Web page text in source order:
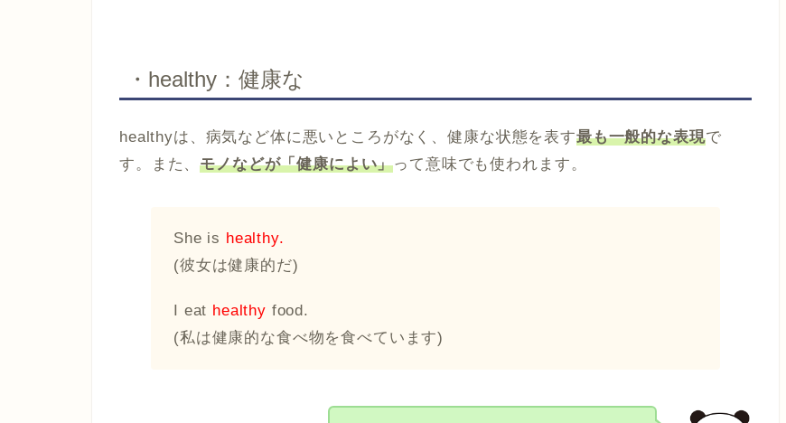
・healthy：健康な
healthyは、病気など体に悪いところがなく、健康な状態を表す最も一般的な表現で
す。また、モノなどが「健康によい」って意味でも使われます。
She is healthy.
(彼女は健康的だ)
I eat healthy food.
(私は健康的な食べ物を食べています)